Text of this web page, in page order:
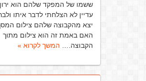
ששמו של המפקד שלהם הוא
עדיין לא הצלחתי לדבר איתו
יצא מהקבוצה שלהם צילום
האם באמת זה הוא צילום מתוך
הקבוצה.… המשך לקרוא »